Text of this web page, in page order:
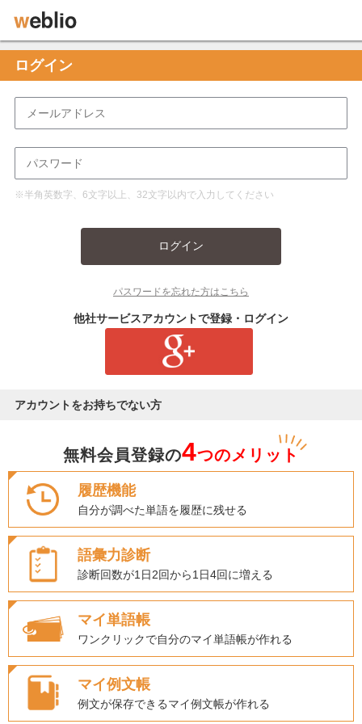
ログイン
※半角英数字、6文字以上、32文字以内で入力してください
ログイン
パスワードを忘れた方はこちら
他社サービスアカウントで登録・ログイン
アカウントをお持ちでない方
無料会員登録の4つのメリット
履歴機能
自分が調べた単語を履歴に残せる
語彙力診断
診断回数が1日2回から1日4回に増える
マイ単語帳
ワンクリックで自分のマイ単語帳が作れる
マイ例文帳
例文が保存できるマイ例文帳が作れる